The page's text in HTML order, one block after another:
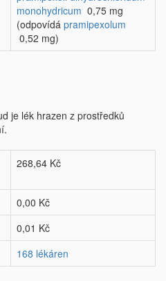
monohydricum 0,75 mg
(odpovídá pramipexolum
0,52 mg)
je lék hrazen z prostředků
268,64 Kč
0,00 Kč
0,01 Kč
168 lékáren